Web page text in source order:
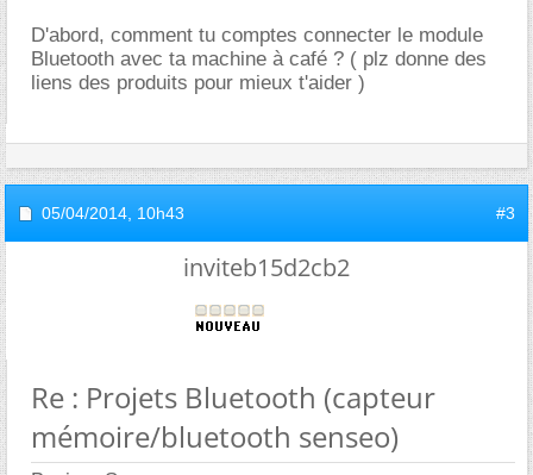
D'abord, comment tu comptes connecter le module
Bluetooth avec ta machine à café ? ( plz donne des
liens des produits pour mieux t'aider )
05/04/2014, 10h43 #3
inviteb15d2cb2
Re : Projets Bluetooth (capteur
mémoire/bluetooth senseo)